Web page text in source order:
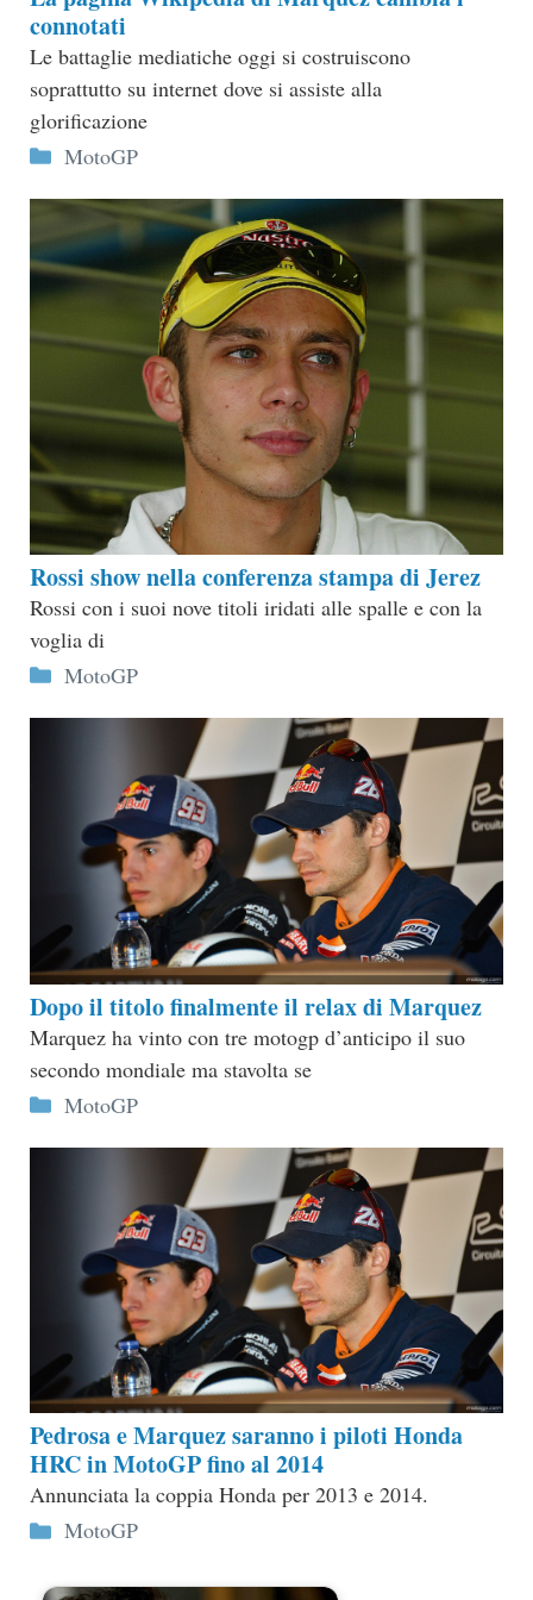
connotati
Le battaglie mediatiche oggi si costruiscono
soprattutto su internet dove si assiste alla
glorificazione
Categorie
MotoGP
Rossi show nella conferenza stampa di Jerez
Rossi con i suoi nove titoli iridati alle spalle e con la
voglia di
Categorie
MotoGP
Dopo il titolo finalmente il relax di Marquez
Marquez ha vinto con tre motogp d’anticipo il suo
secondo mondiale ma stavolta se
Categorie
MotoGP
Pedrosa e Marquez saranno i piloti Honda
HRC in MotoGP fino al 2014
Annunciata la coppia Honda per 2013 e 2014.
Categorie
MotoGP